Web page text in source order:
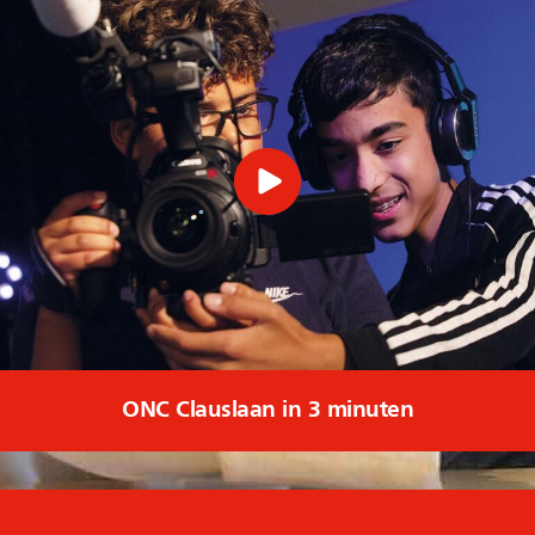
ONC Clauslaan in 3 minuten